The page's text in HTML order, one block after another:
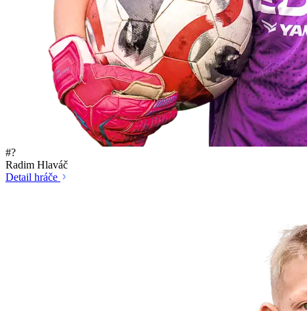
#?
Radim Hlaváč
Detail hráče